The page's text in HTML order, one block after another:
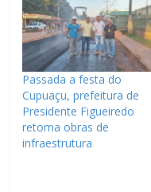
Passada a festa do
Cupuaçu, prefeitura de
Presidente Figueiredo
retoma obras de
infraestrutura